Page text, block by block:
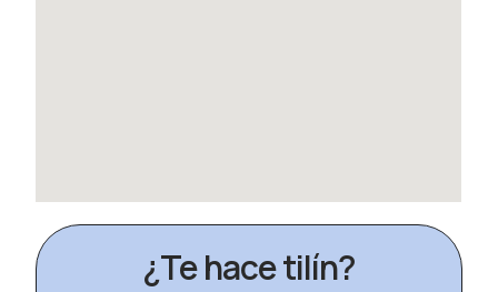
¿Te hace tilín?